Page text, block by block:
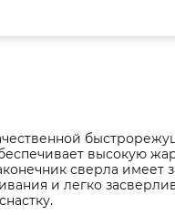
высокую
сверла имеет
и легко